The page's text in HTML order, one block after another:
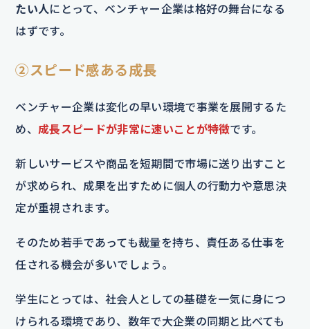
たい人にとって、ベンチャー企業は格好の舞台になる
はずです。
②スピード感ある成長
ベンチャー企業は変化の早い環境で事業を展開するた
め、 成長スピードが非常に速いことが特徴です。
新しいサービスや商品を短期間で市場に送り出すこと
が求められ、成果を出すために個人の行動力や意思決
定が重視されます。
そのため若手であっても裁量を持ち、責任ある仕事を
任される機会が多いでしょう。
学生にとっては、社会人としての基礎を一気に身につ
けられる環境であり、数年で大企業の同期と比べても